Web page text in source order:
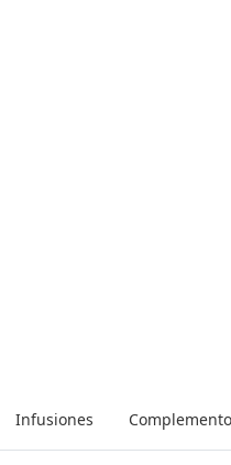
Infusiones